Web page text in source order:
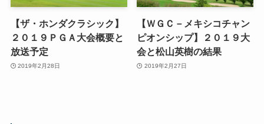
【ザ・ホンダクラシック】
２０１９ＰＧＡ大会概要と
放送予定
2019年2月28日
【ＷＧＣ－メキシコチャン
ピオンシップ】２０１９大
会と松山英樹の結果
2019年2月27日